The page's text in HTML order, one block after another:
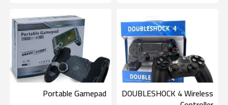
DOUBLESHOCK 4 Wireless
Portable Gamepad